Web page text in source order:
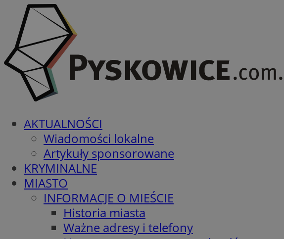
AKTUALNOŚCI
Wiadomości lokalne
Artykuły sponsorowane
KRYMINALNE
MIASTO
INFORMACJE O MIEŚCIE
Historia miasta
Ważne adresy i telefony